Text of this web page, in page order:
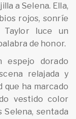
a Selena. Ella,
rojos, sonríe
luce un
de honor.
dorado
relajada y
que ha marcado
vestido color
sentada